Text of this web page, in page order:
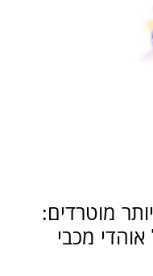
מוטרדים:
מכבי